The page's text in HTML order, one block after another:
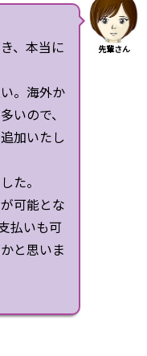
、本当に
。海外か
いので、
加いたし
た。
可能とな
払いも可
と思いま
先輩さん